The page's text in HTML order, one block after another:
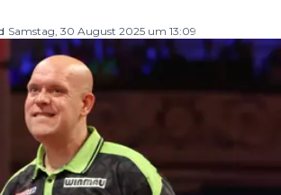
Samstag, 30 August 2025 um 13:09